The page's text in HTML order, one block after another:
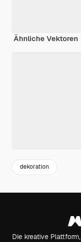
Ähnliche Vektoren
dekoration
Die kreative